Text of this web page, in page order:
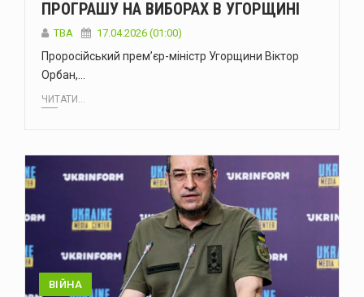
ПРОГРАШУ НА ВИБОРАХ В УГОРЩИНІ
ТВА 17.04.2026 (01:00)
Проросійський прем’єр-міністр Угорщини Віктор
Орбан,…
ЧИТАТИ...
ВІЙНА